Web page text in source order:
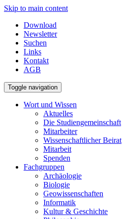
Skip to main content
Download
Newsletter
Suchen
Links
Kontakt
AGB
Toggle navigation
Wort und Wissen
Aktuelles
Die Studiengemeinschaft
Mitarbeiter
Wissenschaftlicher Beirat
Mitarbeit
Spenden
Fachgruppen
Archäologie
Biologie
Geowissenschaften
Informatik
Kultur & Geschichte